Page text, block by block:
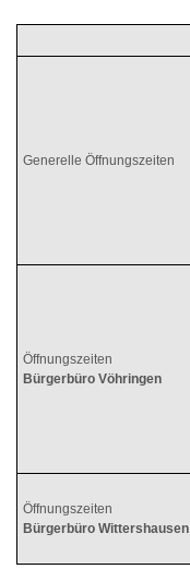
Generelle Öffnungszeiten
Öffnungszeiten
Bürgerbüro Vöhringen
Öffnungszeiten
Bürgerbüro Wittershausen